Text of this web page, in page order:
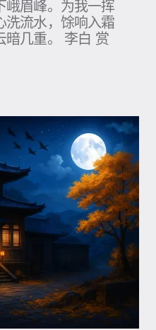
峨眉峰。为我一挥
洗流水，馀响入霜
暗几重。 李白 赏